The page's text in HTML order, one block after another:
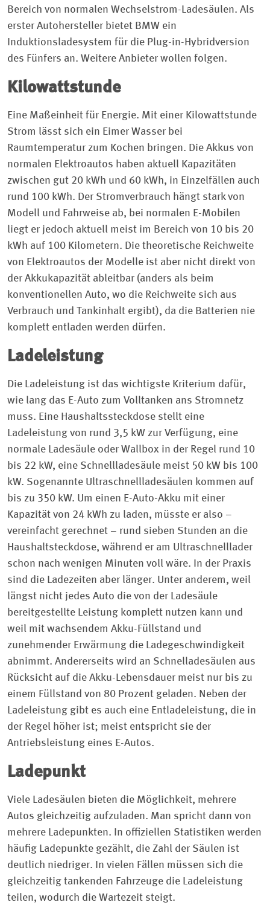
Bereich von normalen Wechselstrom-Ladesäulen. Als
erster Autohersteller bietet BMW ein
Induktionsladesystem für die Plug-in-Hybridversion
des Fünfers an. Weitere Anbieter wollen folgen.
Kilowattstunde
Eine Maßeinheit für Energie. Mit einer Kilowattstunde
Strom lässt sich ein Eimer Wasser bei
Raumtemperatur zum Kochen bringen. Die Akkus von
normalen Elektroautos haben aktuell Kapazitäten
zwischen gut 20 kWh und 60 kWh, in Einzelfällen auch
rund 100 kWh. Der Stromverbrauch hängt stark von
Modell und Fahrweise ab, bei normalen E-Mobilen
liegt er jedoch aktuell meist im Bereich von 10 bis 20
kWh auf 100 Kilometern. Die theoretische Reichweite
von Elektroautos der Modelle ist aber nicht direkt von
der Akkukapazität ableitbar (anders als beim
konventionellen Auto, wo die Reichweite sich aus
Verbrauch und Tankinhalt ergibt), da die Batterien nie
komplett entladen werden dürfen.
Ladeleistung
Die Ladeleistung ist das wichtigste Kriterium dafür,
wie lang das E-Auto zum Volltanken ans Stromnetz
muss. Eine Haushaltssteckdose stellt eine
Ladeleistung von rund 3,5 kW zur Verfügung, eine
normale Ladesäule oder Wallbox in der Regel rund 10
bis 22 kW, eine Schnellladesäule meist 50 kW bis 100
kW. Sogenannte Ultraschnellladesäulen kommen auf
bis zu 350 kW. Um einen E-Auto-Akku mit einer
Kapazität von 24 kWh zu laden, müsste er also –
vereinfacht gerechnet – rund sieben Stunden an die
Haushaltsteckdose, während er am Ultraschnelllader
schon nach wenigen Minuten voll wäre. In der Praxis
sind die Ladezeiten aber länger. Unter anderem, weil
längst nicht jedes Auto die von der Ladesäule
bereitgestellte Leistung komplett nutzen kann und
weil mit wachsendem Akku-Füllstand und
zunehmender Erwärmung die Ladegeschwindigkeit
abnimmt. Andererseits wird an Schnelladesäulen aus
Rücksicht auf die Akku-Lebensdauer meist nur bis zu
einem Füllstand von 80 Prozent geladen. Neben der
Ladeleistung gibt es auch eine Entladeleistung, die in
der Regel höher ist; meist entspricht sie der
Antriebsleistung eines E-Autos.
Ladepunkt
Viele Ladesäulen bieten die Möglichkeit, mehrere
Autos gleichzeitig aufzuladen. Man spricht dann von
mehrere Ladepunkten. In offiziellen Statistiken werden
häufig Ladepunkte gezählt, die Zahl der Säulen ist
deutlich niedriger. In vielen Fällen müssen sich die
gleichzeitig tankenden Fahrzeuge die Ladeleistung
teilen, wodurch die Wartezeit steigt.